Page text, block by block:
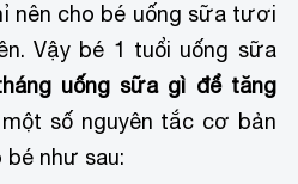
nên cho bé uống sữa tươi
Vậy bé 1 tuổi uống sữa
uống sữa gì để tăng
số nguyên tắc cơ bản
như sau: